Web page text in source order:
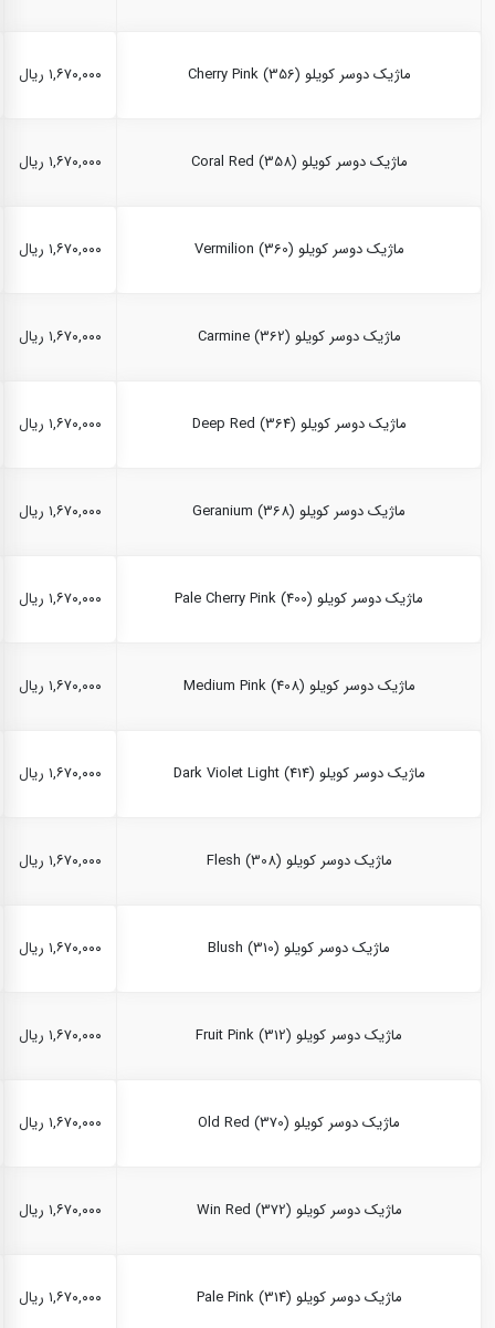
ماژیک دوسر کویلو Cherry Pink (356) ۱,۶۷۰,۰۰۰ ریال
ماژیک دوسر کویلو Coral Red (358) ۱,۶۷۰,۰۰۰ ریال
ماژیک دوسر کویلو Vermilion (360) ۱,۶۷۰,۰۰۰ ریال
ماژیک دوسر کویلو Carmine (362) ۱,۶۷۰,۰۰۰ ریال
ماژیک دوسر کویلو Deep Red (364) ۱,۶۷۰,۰۰۰ ریال
ماژیک دوسر کویلو Geranium (368) ۱,۶۷۰,۰۰۰ ریال
ماژیک دوسر کویلو Pale Cherry Pink (400) ۱,۶۷۰,۰۰۰ ریال
ماژیک دوسر کویلو Medium Pink (408) ۱,۶۷۰,۰۰۰ ریال
ماژیک دوسر کویلو Dark Violet Light (414) ۱,۶۷۰,۰۰۰ ریال
ماژیک دوسر کویلو Flesh (308) ۱,۶۷۰,۰۰۰ ریال
ماژیک دوسر کویلو Blush (310) ۱,۶۷۰,۰۰۰ ریال
ماژیک دوسر کویلو Fruit Pink (312) ۱,۶۷۰,۰۰۰ ریال
ماژیک دوسر کویلو Old Red (370) ۱,۶۷۰,۰۰۰ ریال
ماژیک دوسر کویلو Win Red (372) ۱,۶۷۰,۰۰۰ ریال
ماژیک دوسر کویلو Pale Pink (314) ۱,۶۷۰,۰۰۰ ریال